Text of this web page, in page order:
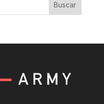
Buscar